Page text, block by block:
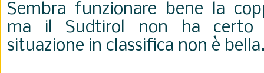
Sembra funzionare bene la
ma il Sudtirol non ha certo
situazione in classifica non è